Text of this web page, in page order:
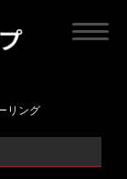
リング